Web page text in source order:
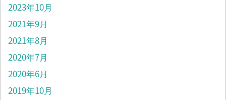
2023年10月
2021年9月
2021年8月
2020年7月
2020年6月
2019年10月